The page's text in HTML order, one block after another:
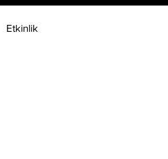
Etkinlik